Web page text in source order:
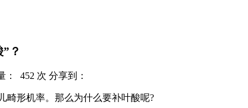
？
： 452 次 分享到：
畸形机率。那么为什么要补叶酸呢?